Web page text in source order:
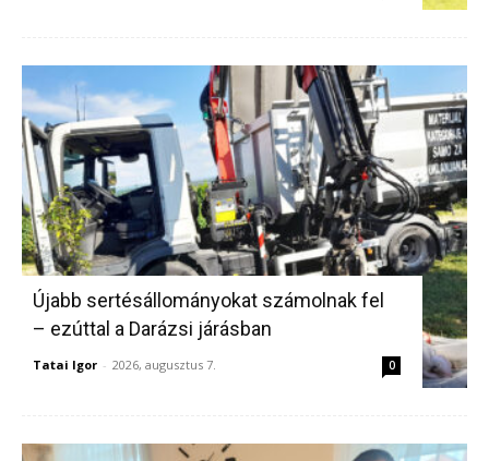
Újabb sertésállományokat számolnak fel
– ezúttal a Darázsi járásban
Tatai Igor - 2026, augusztus 7. 0